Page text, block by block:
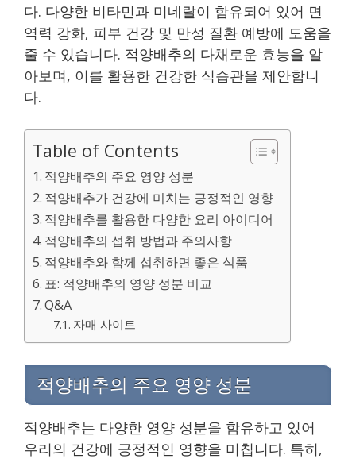
다. 다양한 비타민과 미네랄이 함유되어 있어 면
역력 강화, 피부 건강 및 만성 질환 예방에 도움을
줄 수 있습니다. 적양배추의 다채로운 효능을 알
아보며, 이를 활용한 건강한 식습관을 제안합니
다.
Table of Contents
적양배추의 주요 영양 성분
적양배추가 건강에 미치는 긍정적인 영향
적양배추를 활용한 다양한 요리 아이디어
적양배추의 섭취 방법과 주의사항
적양배추와 함께 섭취하면 좋은 식품
표: 적양배추의 영양 성분 비교
Q&A
자매 사이트
적양배추의 주요 영양 성분
적양배추는 다양한 영양 성분을 함유하고 있어
우리의 건강에 긍정적인 영향을 미칩니다. 특히,